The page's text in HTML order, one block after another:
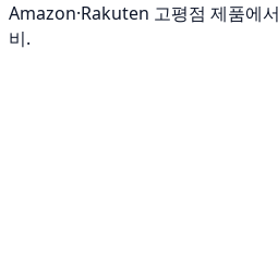
Amazon·Rakuten 고평점 제품에
비.